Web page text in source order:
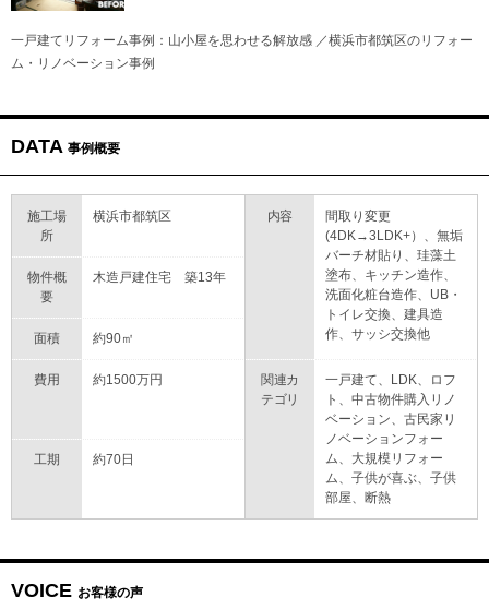
一戸建てリフォーム事例：山小屋を思わせる解放感 ／横浜市都筑区のリフォー
ム・リノベーション事例
DATA 事例概要
施工場
所
横浜市都筑区 内容
間取り変更
(4DK→3LDK+）、無垢
バーチ材貼り、珪藻土
塗布、キッチン造作、
洗面化粧台造作、UB・
トイレ交換、建具造
作、サッシ交換他
物件概
要
木造戸建住宅 築13年
面積 約90㎡
費用 約1500万円
関連カ
テゴリ
一戸建て、LDK、ロフ
ト、中古物件購入リノ
ベーション、古民家リ
ノベーションフォー
ム、大規模リフォー
ム、子供が喜ぶ、子供
部屋、断熱
工期 約70日
VOICE お客様の声